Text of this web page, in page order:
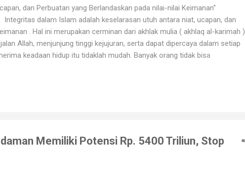
dan Perbuatan yang Berlandaskan pada nilai-nilai Keimanan"
dalam Islam adalah keselarasan utuh antara niat, ucapan, dan
. Hal ini merupakan cerminan dari akhlak mulia ( akhlaq al-karimah )
Allah, menjunjung tinggi kejujuran, serta dapat dipercaya dalam setiap
keadaan hidup itu tidaklah mudah. Banyak orang tidak bisa
dipertahankan sekian lama, dan banyak orang menilainya sebagai orang
landasan penting dalam menjalankan kehidupan. Orang beriman selalu
Memiliki Potensi Rp. 5400 Triliun, Stop